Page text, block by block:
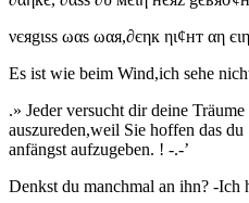
νєяgιѕѕ ωαѕ ωαя,∂єηк ηι¢нт αη
Es ist wie beim Wind,ich sehe
.» Jeder versucht dir deine Träume
auszureden,weil Sie hoffen das du
anfängst aufzugeben. ! -.-’
Denkst du manchmal an ihn? -Ich